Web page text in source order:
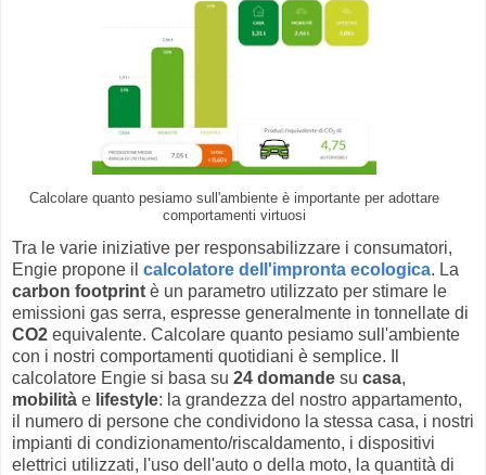
Calcolare quanto pesiamo sull'ambiente è importante per adottare
comportamenti virtuosi
Tra le varie iniziative per responsabilizzare i consumatori,
Engie propone il calcolatore dell'impronta ecologica. La
carbon footprint è un parametro utilizzato per stimare le
emissioni gas serra, espresse generalmente in tonnellate di
CO2 equivalente. Calcolare quanto pesiamo sull'ambiente
con i nostri comportamenti quotidiani è semplice. Il
calcolatore Engie si basa su 24 domande su casa,
mobilità e lifestyle: la grandezza del nostro appartamento,
il numero di persone che condividono la stessa casa, i nostri
impianti di condizionamento/riscaldamento, i dispositivi
elettrici utilizzati, l'uso dell'auto o della moto, la quantità di